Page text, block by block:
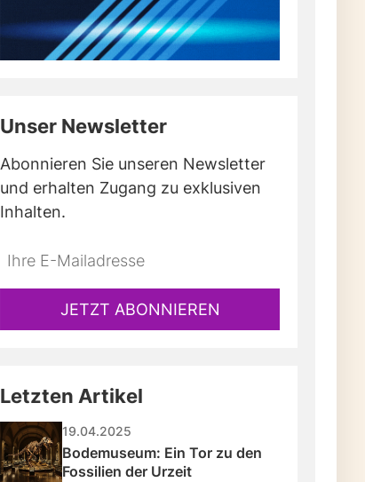
Unser Newsletter
Abonnieren Sie unseren Newsletter
und erhalten Zugang zu exklusiven
Inhalten.
JETZT ABONNIEREN
Letzten Artikel
19.04.2025
Bodemuseum: Ein Tor zu den
Fossilien der Urzeit